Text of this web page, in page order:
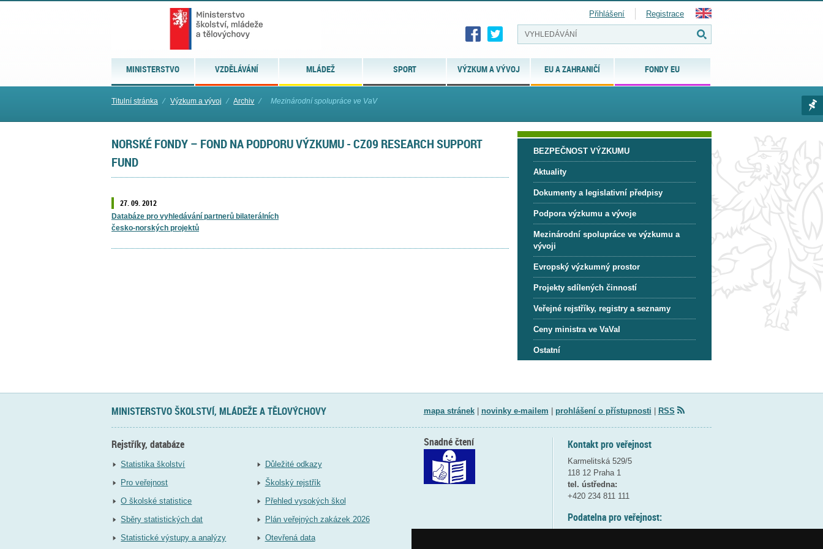
MINISTERSTVO VZDĚLÁVÁNÍ MLÁDEŽ SPORT VÝZKUM A VÝVOJ EU A ZAHRANIČÍ FONDY EU
Přihlášení Registrace
Titulní stránka ⁄ Výzkum a vývoj ⁄ Archiv ⁄ Mezinárodní spolupráce ve VaV
NORSKÉ FONDY – FOND NA PODPORU VÝZKUMU - CZ09 RESEARCH SUPPORT
FUND
27. 09. 2012
Databáze pro vyhledávání partnerů bilaterálních
česko-norských projektů
BEZPEČNOST VÝZKUMU
Aktuality
Dokumenty a legislativní předpisy
Podpora výzkumu a vývoje
Mezinárodní spolupráce ve výzkumu a
vývoji
Evropský výzkumný prostor
Projekty sdílených činností
Veřejné rejstříky, registry a seznamy
Ceny ministra ve VaVaI
Ostatní
MINISTERSTVO ŠKOLSTVÍ, MLÁDEŽE A TĚLOVÝCHOVY mapa stránek| novinky e-mailem prohlášení o přístupnosti RSS
Rejstříky, databáze
Statistika školství
Pro veřejnost
O školské statistice
Sběry statistických dat
Statistické výstupy a analýzy
Důležité odkazy
Školský rejstřík
Přehled vysokých škol
Plán veřejných zakázek 2026
Otevřená data
Kontakt pro veřejnost
Karmelitská 529/5
118 12 Praha 1
tel. ústředna:
+420 234 811 111
Podatelna pro veřejnost:
Snadné čtení